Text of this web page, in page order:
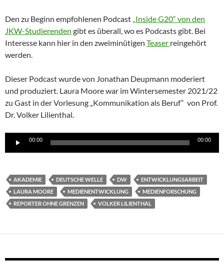
Den zu Beginn empfohlenen Podcast „Inside G20“ von den
JKW-Studierenden gibt es überall, wo es Podcasts gibt. Bei
Interesse kann hier in den zweiminütigen Teaser reingehört
werden.
Dieser Podcast wurde von Jonathan Deupmann moderiert
und produziert. Laura Moore war im Wintersemester 2021/22
zu Gast in der Vorlesung „Kommunikation als Beruf“ von Prof.
Dr. Volker Lilienthal.
Audio-
00:00 00:00
AKADEMIE DEUTSCHE WELLE DW
ENTWICKLUNGSARBEIT
LAURA MOORE
MEDIENENTWICKLUNG
MEDIENFORSCHUNG
REPORTER OHNE GRENZEN
VOLKER LILIENTHAL